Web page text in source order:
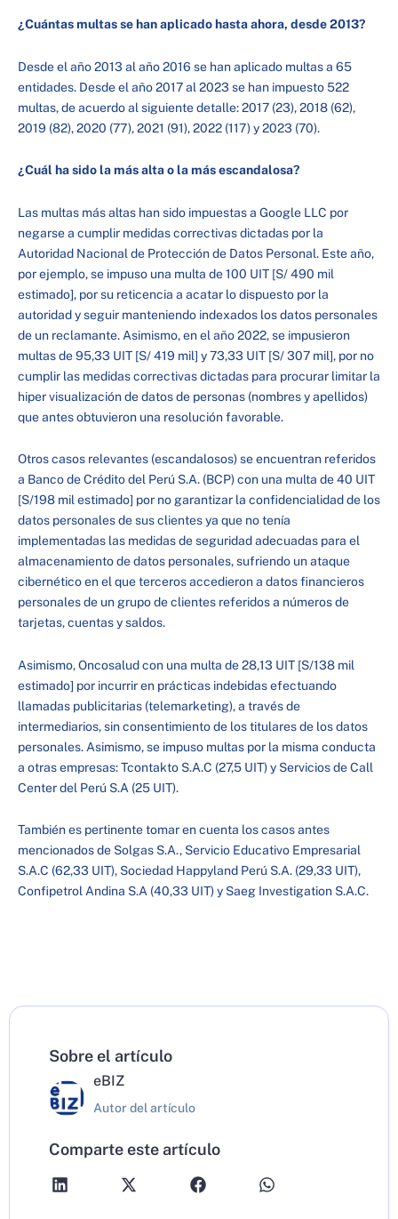
¿Cuántas multas se han aplicado hasta ahora, desde 2013?
Desde el año 2013 al año 2016 se han aplicado multas a 65
entidades. Desde el año 2017 al 2023 se han impuesto 522
multas, de acuerdo al siguiente detalle: 2017 (23), 2018 (62),
2019 (82), 2020 (77), 2021 (91), 2022 (117) y 2023 (70).
¿Cuál ha sido la más alta o la más escandalosa?
Las multas más altas han sido impuestas a Google LLC por
negarse a cumplir medidas correctivas dictadas por la
Autoridad Nacional de Protección de Datos Personal. Este año,
por ejemplo, se impuso una multa de 100 UIT [S/ 490 mil
estimado], por su reticencia a acatar lo dispuesto por la
autoridad y seguir manteniendo indexados los datos personales
de un reclamante. Asimismo, en el año 2022, se impusieron
multas de 95,33 UIT [S/ 419 mil] y 73,33 UIT [S/ 307 mil], por no
cumplir las medidas correctivas dictadas para procurar limitar la
hiper visualización de datos de personas (nombres y apellidos)
que antes obtuvieron una resolución favorable.
Otros casos relevantes (escandalosos) se encuentran referidos
a Banco de Crédito del Perú S.A. (BCP) con una multa de 40 UIT
[S/198 mil estimado] por no garantizar la confidencialidad de los
datos personales de sus clientes ya que no tenía
implementadas las medidas de seguridad adecuadas para el
almacenamiento de datos personales, sufriendo un ataque
cibernético en el que terceros accedieron a datos financieros
personales de un grupo de clientes referidos a números de
tarjetas, cuentas y saldos.
Asimismo, Oncosalud con una multa de 28,13 UIT [S/138 mil
estimado] por incurrir en prácticas indebidas efectuando
llamadas publicitarias (telemarketing), a través de
intermediarios, sin consentimiento de los titulares de los datos
personales. Asimismo, se impuso multas por la misma conducta
a otras empresas: Tcontakto S.A.C (27,5 UIT) y Servicios de Call
Center del Perú S.A (25 UIT).
También es pertinente tomar en cuenta los casos antes
mencionados de Solgas S.A., Servicio Educativo Empresarial
S.A.C (62,33 UIT), Sociedad Happyland Perú S.A. (29,33 UIT),
Confipetrol Andina S.A (40,33 UIT) y Saeg Investigation S.A.C.
Sobre el artículo
eBIZ
Autor del artículo
Comparte este artículo